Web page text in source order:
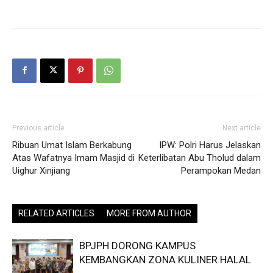
Previous article
Ribuan Umat Islam Berkabung
Atas Wafatnya Imam Masjid di
Uighur Xinjiang
Next article
IPW: Polri Harus Jelaskan
Keterlibatan Abu Tholud dalam
Perampokan Medan
RELATED ARTICLES MORE FROM AUTHOR
BPJPH DORONG KAMPUS
KEMBANGKAN ZONA KULINER HALAL